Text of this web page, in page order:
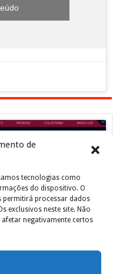
de
tecnologias como
do dispositivo. O
permitirá processar dados
exclusivos neste site. Não
negativamente certos
marketing e